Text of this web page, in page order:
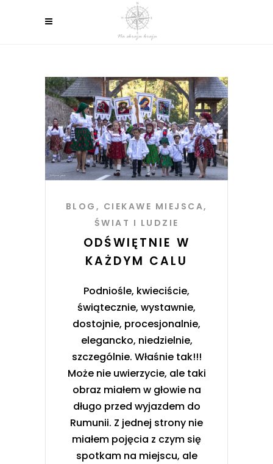
BLOG , CIEKAWE MIEJSCA,
ŚWIAT I LUDZIE
ODŚWIĘTNIE W
KAŻDYM CALU
Podniośle, kwieciście,
świątecznie, wystawnie,
dostojnie, procesjonalnie,
elegancko, niedzielnie,
szczególnie. Właśnie tak!!!
Może nie uwierzycie, ale taki
obraz miałem w głowie na
długo przed wyjazdem do
Rumunii. Z jednej strony nie
miałem pojęcia z czym się
spotkam na miejscu, ale